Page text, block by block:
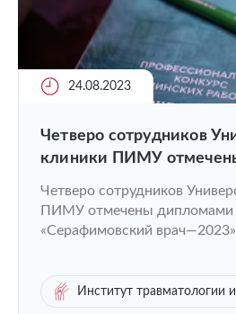
24.08.2023
Четверо сотрудников
клиники ПИМУ
Четверо сотрудников
ПИМУ отмечены дипломами
«Серафимовский врач—2023»
Институт травматологии